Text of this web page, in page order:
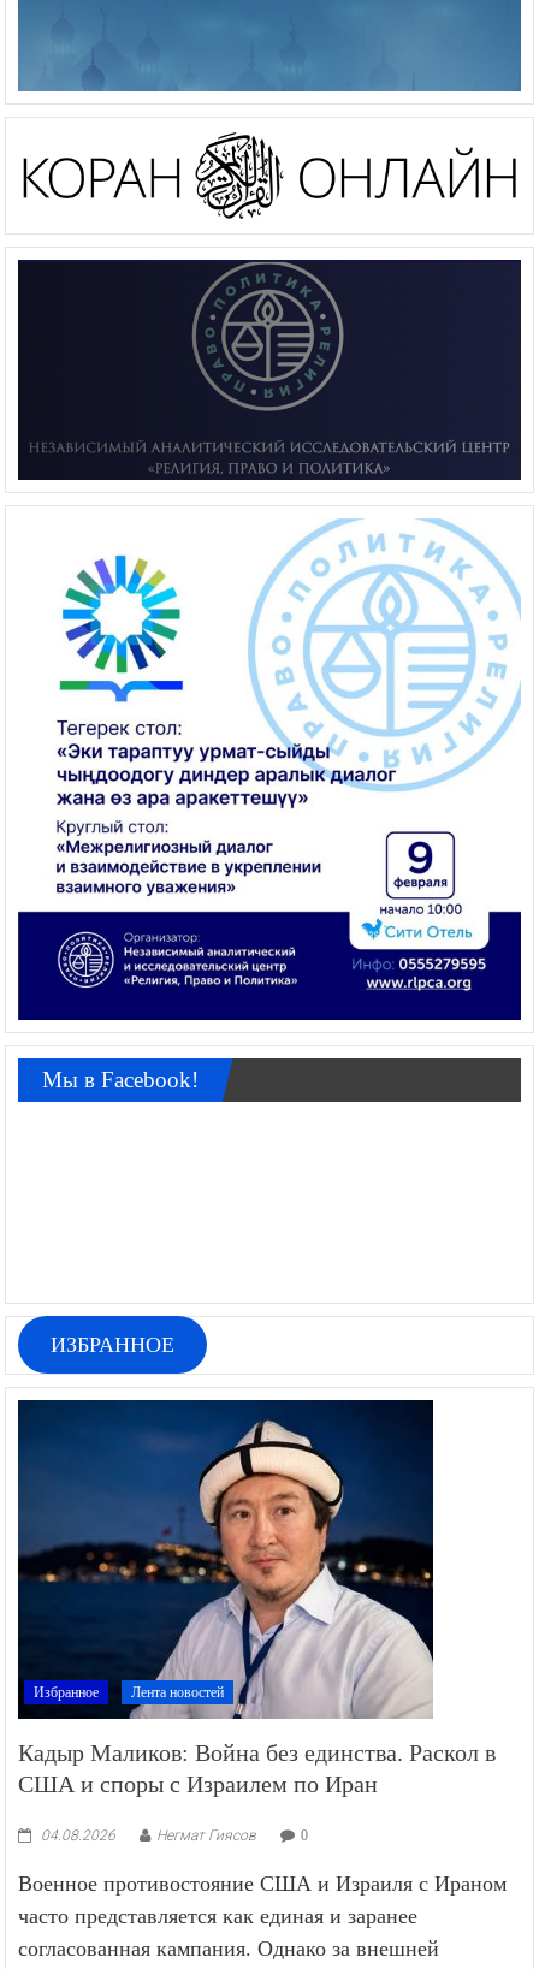
Мы в Facebook!
ИЗБРАННОЕ
Избранное Лента новостей
Кадыр Маликов: Война без единства. Раскол в
США и споры с Израилем по Иран
04.08.2026 Негмат Гиясов 0
Военное противостояние США и Израиля с Ираном
часто представляется как единая и заранее
согласованная кампания. Однако за внешней